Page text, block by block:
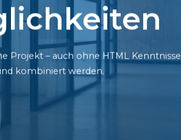
Projekt – auch ohne HTML Kenntnisse
kombiniert werden.